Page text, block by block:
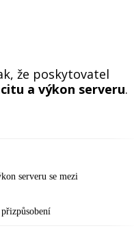
že poskytovatel
a výkon serveru.
serveru se mezi